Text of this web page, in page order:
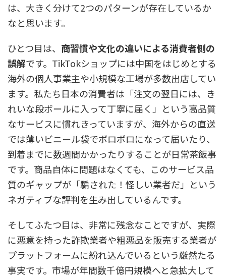
は、大きく分けて2つのパターンが存在しているか
なと思います。
ひとつ目は、 商習慣や文化の違いによる消費者側の
誤解です。TikTokショップには中国をはじめとする
海外の個人事業主や小規模な工場が多数出店してい
ます。私たち日本の消費者は「注文の翌日には、き
れいな段ボールに入って丁寧に届く」という高品質
なサービスに慣れきっていますが、海外からの直送
では薄いビニール袋でボロボロになって届いたり、
到着までに数週間かかったりすることが日常茶飯事
です。商品自体に問題はなくても、このサービス品
質のギャップが「騙された！怪しい業者だ」という
ネガティブな評判を生み出しているんです。
そしてふたつ目は、非常に残念なことですが、実際
に悪意を持った詐欺業者や粗悪品を販売する業者が
プラットフォームに紛れ込んでいる という厳然たる
事実です。市場が年間数千億円規模へと急拡大して